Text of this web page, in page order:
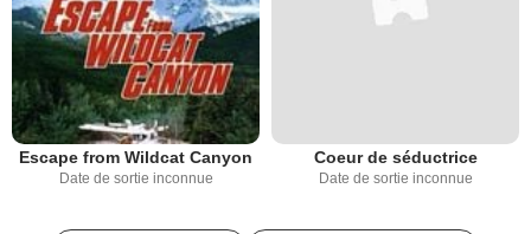
Escape from Wildcat Canyon
Date de sortie inconnue
Coeur de séductrice
Date de sortie inconnue